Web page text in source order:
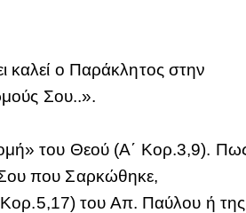
καλεί ο Παράκλητος στην
Σου..».
του Θεού (Α΄ Κορ.3,9).
που Σαρκώθηκε,
Κορ.5,17) του Απ. Παύλου ή της